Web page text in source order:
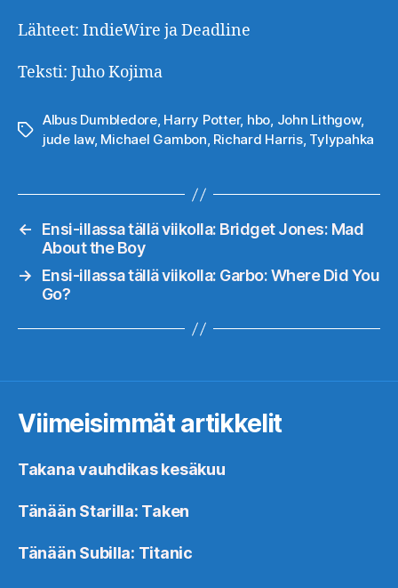
Lähteet: IndieWire ja Deadline
Teksti: Juho Kojima
Avainsanat
Albus Dumbledore, Harry Potter, hbo, John Lithgow,
jude law, Michael Gambon, Richard Harris, Tylypahka
←
Ensi-illassa tällä viikolla: Bridget Jones: Mad
About the Boy
→
Ensi-illassa tällä viikolla: Garbo: Where Did You
Go?
Viimeisimmät artikkelit
Takana vauhdikas kesäkuu
Tänään Starilla: Taken
Tänään Subilla: Titanic